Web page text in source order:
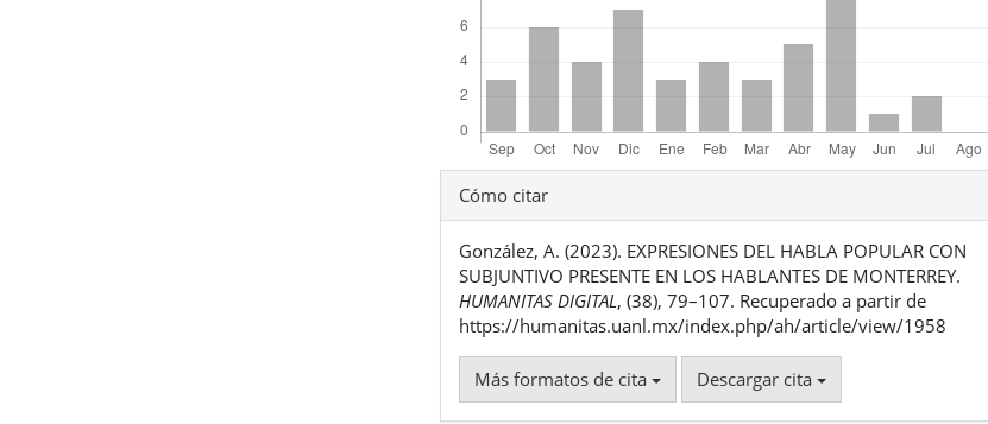
Detalles
del
artículo
Cómo citar
González, A. (2023). EXPRESIONES DEL HABLA POPULAR CON
SUBJUNTIVO PRESENTE EN LOS HABLANTES DE MONTERREY.
HUMANITAS DIGITAL, (38), 79–107. Recuperado a partir de
https://humanitas.uanl.mx/index.php/ah/article/view/1958
Más formatos de cita Descargar cita